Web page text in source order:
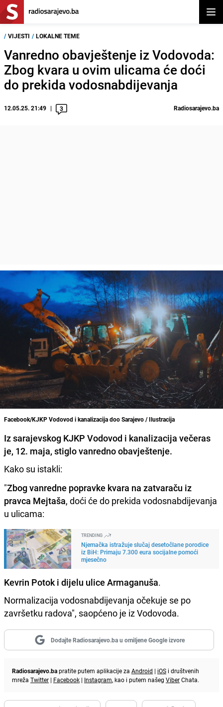
/ VIJESTI / LOKALNE TEME
Vanredno obavještenje iz Vodovoda:
Zbog kvara u ovim ulicama će doći
do prekida vodosnabdijevanja
12.05.25. 21:49 3 Radiosarajevo.ba
Facebook/KJKP Vodovod i kanalizacija doo Sarajevo / Ilustracija
Iz sarajevskog KJKP Vodovod i kanalizacija večeras
je, 12. maja, stiglo vanredno obavještenje.
Kako su istakli:
"Zbog vanredne popravke kvara na zatvaraču iz
pravca Mejtaša, doći će do prekida vodosnabdijevanja
u ulicama:
TRENDING
Njemačka istražuje slučaj desetočlane porodice
iz BiH: Primaju 7.300 eura socijalne pomoći
mjesečno
Kevrin Potok i dijelu ulice Armaganuša.
Normalizacija vodosnabdijevanja očekuje se po
završetku radova", saopćeno je iz Vodovoda.
Dodajte Radiosarajevo.ba u omiljene Google izvore
Radiosarajevo.bapratite putem aplikacije za Android | iOS i društvenih
mreža Twitter | Facebook | Instagram, kao i putem našeg ViberChata.